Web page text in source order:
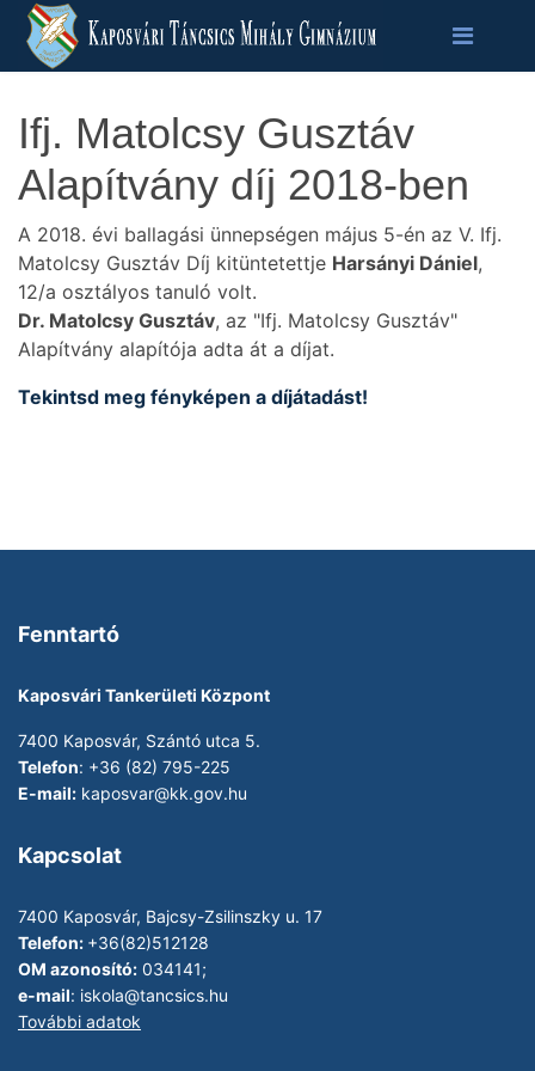
Ifj. Matolcsy Gusztáv
Alapítvány díj 2018-ben
A 2018. évi ballagási ünnepségen május 5-én az V. Ifj.
Matolcsy Gusztáv Díj kitüntetettje Harsányi Dániel,
12/a osztályos tanuló volt.
Dr. Matolcsy Gusztáv, az "Ifj. Matolcsy Gusztáv"
Alapítvány alapítója adta át a díjat.
Tekintsd meg fényképen a díjátadást!
Fenntartó
Kaposvári Tankerületi Központ
7400 Kaposvár, Szántó utca 5.
Telefon: +36 (82) 795-225
E-mail: kaposvar@kk.gov.hu
Kapcsolat
7400 Kaposvár, Bajcsy-Zsilinszky u. 17
Telefon: +36(82)512128
OM azonosító: 034141;
e-mail: iskola@tancsics.hu
További adatok